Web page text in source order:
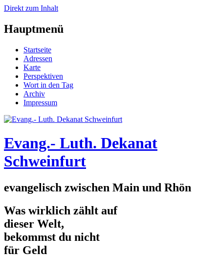
Direkt zum Inhalt
Hauptmenü
Startseite
Adressen
Karte
Perspektiven
Wort in den Tag
Archiv
Impressum
Evang.- Luth. Dekanat
Schweinfurt
evangelisch zwischen Main und Rhön
Was wirklich zählt auf
dieser Welt,
bekommst du nicht
für Geld